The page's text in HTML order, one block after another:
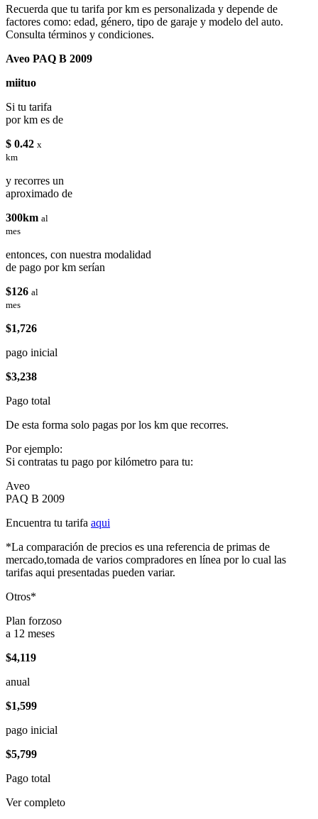
Recuerda que tu tarifa por km es personalizada y depende de
factores como: edad, género, tipo de garaje y modelo del auto.
Consulta términos y condiciones.
Aveo PAQ B 2009
miituo
Si tu tarifa
por km es de
$ 0.42 x
km
y recorres un
aproximado de
300km al
mes
entonces, con nuestra modalidad
de pago por km serían
$126 al
mes
$1,726
pago inicial
$3,238
Pago total
De esta forma solo pagas por los km que recorres.
Por ejemplo:
Si contratas tu pago por kilómetro para tu:
Aveo
PAQ B 2009
Encuentra tu tarifa aqui
*La comparación de precios es una referencia de primas de
mercado,tomada de varios compradores en línea por lo cual las
tarifas aqui presentadas pueden variar.
Otros*
Plan forzoso
a 12 meses
$4,119
anual
$1,599
pago inicial
$5,799
Pago total
Ver completo